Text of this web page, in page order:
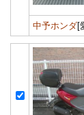
中予ホンダ[